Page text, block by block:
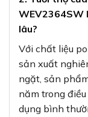
WEV2364SW
lâu?
Với chất liệu
sản xuất
ngặt, sản
năm trong
dụng bình